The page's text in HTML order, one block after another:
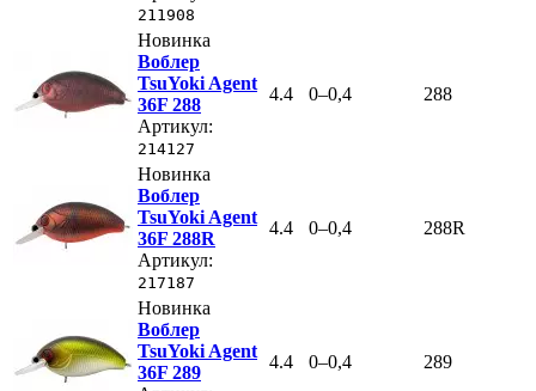
211908
Новинка
Воблер
TsuYoki Agent
36F 288
Артикул:
214127
4.4 0–0,4 288
Новинка
Воблер
TsuYoki Agent
36F 288R
Артикул:
217187
4.4 0–0,4 288R
Новинка
Воблер
TsuYoki Agent
36F 289
4.4 0–0,4 289